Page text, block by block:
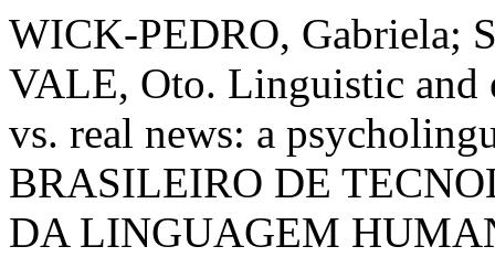
WICK-PEDRO, Gabriela;
VALE, Oto. Linguistic and
vs. real news: a
BRASILEIRO DE
DA LINGUAGEM